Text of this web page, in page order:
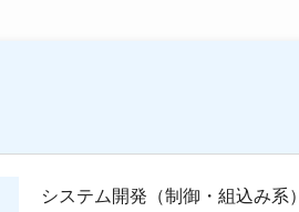
システム開発（制御・組込み系）